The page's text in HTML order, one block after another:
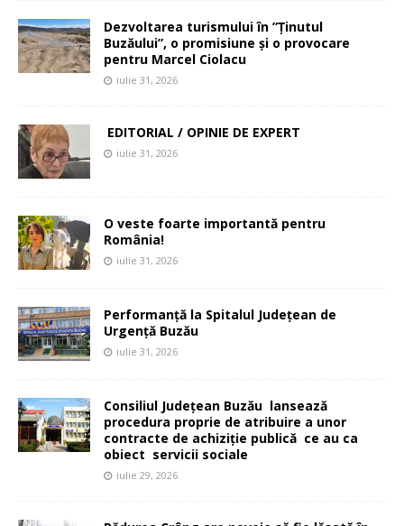
Dezvoltarea turismului în ”Ținutul
Buzăului”, o promisiune și o provocare
pentru Marcel Ciolacu
iulie 31, 2026
EDITORIAL / OPINIE DE EXPERT
iulie 31, 2026
O veste foarte importantă pentru
România!
iulie 31, 2026
Performanță la Spitalul Județean de
Urgență Buzău
iulie 31, 2026
Consiliul Județean Buzău lansează
procedura proprie de atribuire a unor
contracte de achiziție publică ce au ca
obiect servicii sociale
iulie 29, 2026